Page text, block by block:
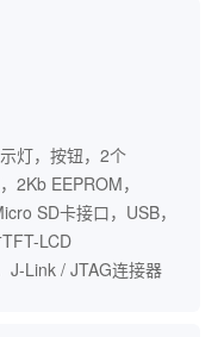
灯，按钮，2个
2Kb EEPROM，
SD卡接口，USB，
LCD
J-Link / JTAG连接器